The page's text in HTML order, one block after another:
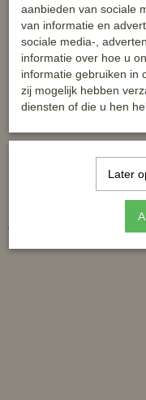
€ 49,95
aanbieden van sociale
van informatie en
sociale media-,
informatie over hoe u
informatie gebruiken in
zij mogelijk hebben
diensten of die u hen
Later